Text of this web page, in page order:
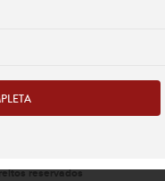
reservados